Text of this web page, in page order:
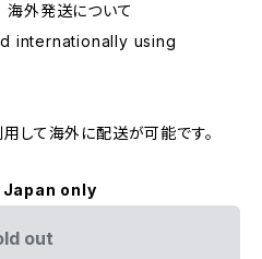
外発送について
internationally using
して海外に配送が可能です。
only
out